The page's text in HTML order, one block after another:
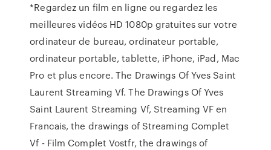
*Regardez un film en ligne ou regardez les
meilleures vidéos HD 1080p gratuites sur votre
ordinateur de bureau, ordinateur portable,
ordinateur portable, tablette, iPhone, iPad, Mac
Pro et plus encore. The Drawings Of Yves Saint
Laurent Streaming Vf. The Drawings Of Yves
Saint Laurent Streaming Vf, Streaming VF en
Francais, the drawings of Streaming Complet
Vf - Film Complet Vostfr, the drawings of